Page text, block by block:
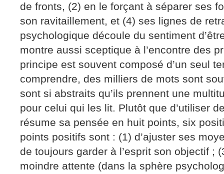
de fronts, (2) en le forçant à séparer ses
son ravitaillement, et (4) ses lignes de
psychologique découle du sentiment
montre aussi sceptique à l’encontre des
principe est souvent composé d’un seul
comprendre, des milliers de mots sont
sont si abstraits qu’ils prennent une
pour celui qui les lit. Plutôt que d’utiliser
résume sa pensée en huit points, six
points positifs sont : (1) d’ajuster ses
de toujours garder à l’esprit son objectif ;
moindre attente (dans la sphère